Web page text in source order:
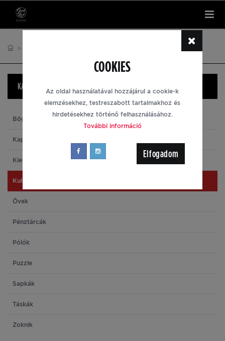
KATEGÓRIÁK
Bögrék
Kapucnis pulóverek
Kiegészítők
Kulcstartók
Övek
Pénztárcák
Pólók
Puzzle
Sapkák
Táskák
Zoknik
COOKIES
Az oldal használatával hozzájárul a cookie-k
elemzésekhez, testreszabott tartalmakhoz és
hirdetésekhez történő felhasználásához.
További információ
Elfogadom